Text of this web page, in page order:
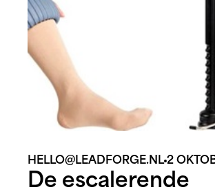
HELLO@LEADFORGE.NL 2
De escalerende